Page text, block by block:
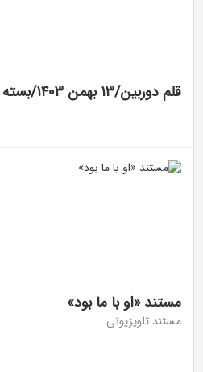
قلم دوربین/۱۳ بهمن ۱۴۰۳/بسته خبری
مستند «او با ما بود»
مستند تلویزیونی